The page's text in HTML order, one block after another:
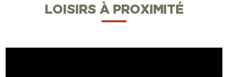
LOISIRS À PROXIMITÉ